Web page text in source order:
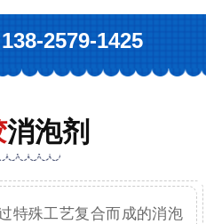
138-2579-1425
消泡剂
特殊工艺复合而成的消泡